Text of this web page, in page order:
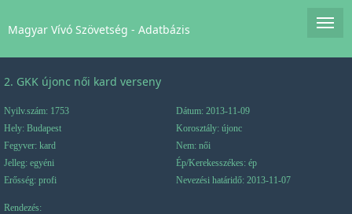
Magyar Vívó Szövetség - Adatbázis
2. GKK újonc női kard verseny
Nyilv.szám: 1753
Dátum: 2013-11-09
Hely: Budapest
Korosztály: újonc
Fegyver: kard
Nem: női
Jelleg: egyéni
Ép/Kerekesszékes: ép
Erősség: profi
Nevezési határidő: 2013-11-07
Rendezés: